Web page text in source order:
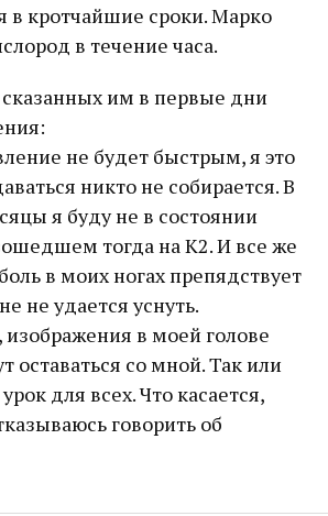
в кротчайшие сроки. Марко
в течение часа.
им в первые дни
не будет быстрым, я это
никто не собирается. В
я буду не в состоянии
тогда на К2. И все же
в моих ногах препядствует
не удается уснуть.
в моей голове
оставаться со мной. Так или
для всех. Что касается,
говорить об